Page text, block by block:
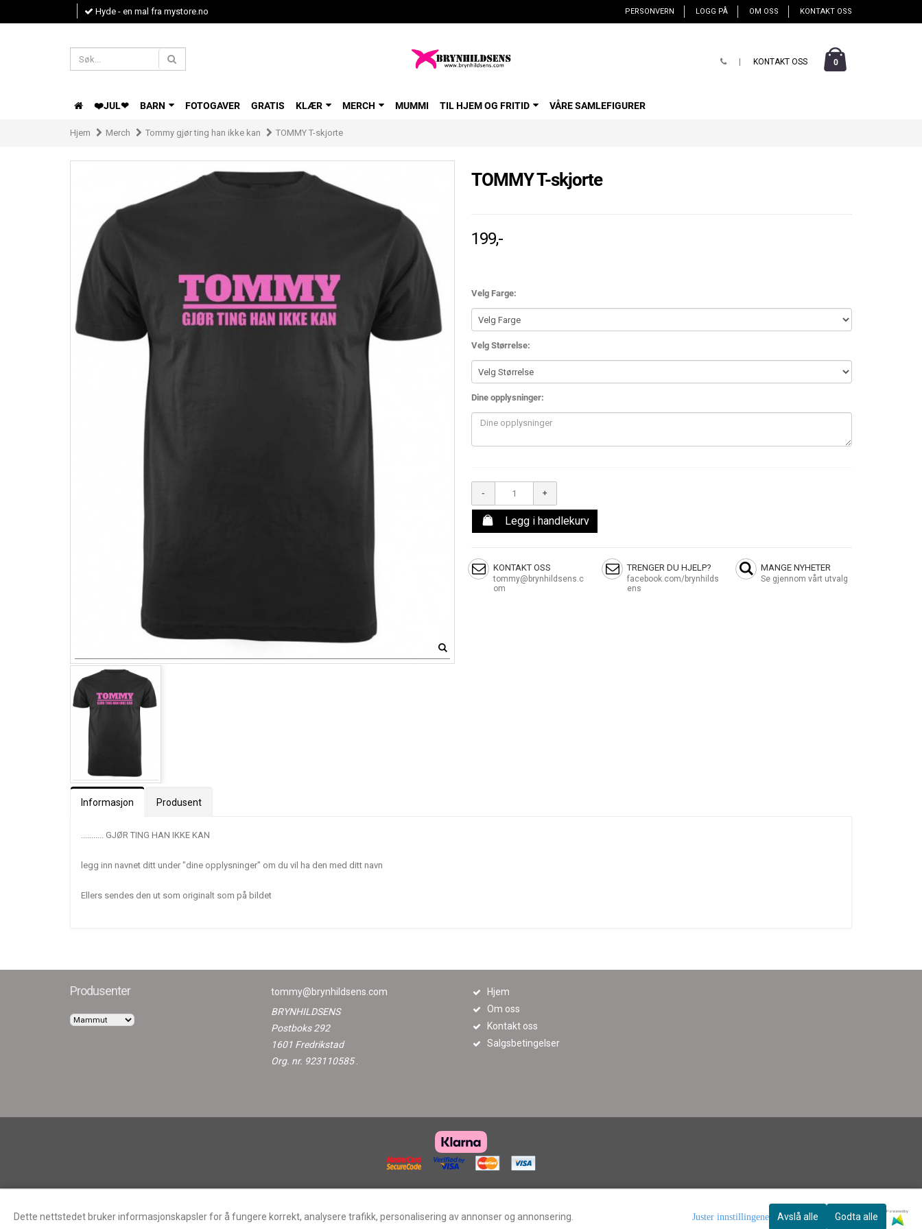
Dette nettstedet bruker informasjonskapsler for å fungere korrekt, analysere trafikk, personalisering av annonser og annonsering. Avslå alle Godta alle
Powered by
Juster innstillingene
Hyde - en mal fra mystore.no PERSONVERN LOGG PÅ OM OSS KONTAKT OSS
KONTAKT OSS 0
❤️JUL❤ BARN FOTOGAVER GRATIS KLÆR MERCH MUMMI TIL HJEM OG FRITID VÅRE SAMLEFIGURER
Hjem Merch Tommy gjør ting han ikke kan TOMMY T-skjorte
TOMMY T-skjorte
199,-
Velg Farge
Velg Størrelse
Dine opplysninger
Legg i handlekurv
KONTAKT OSS
tommy@brynhildsens.c
om
TRENGER DU HJELP?
facebook.com/brynhilds
ens
MANGE NYHETER
Se gjennom vårt utvalg
Informasjon Produsent
........... GJØR TING HAN IKKE KAN
legg inn navnet ditt under "dine opplysninger" om du vil ha den med ditt navn
Ellers sendes den ut som originalt som på bildet
Produsenter
tommy@brynhildsens.com
BRYNHILDSENS
Postboks 292
1601 Fredrikstad
Org. nr. 923110585
Hjem
Om oss
Kontakt oss
Salgsbetingelser